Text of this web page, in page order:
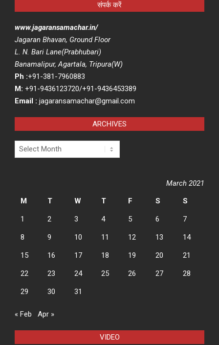
संपर्क करें
www.jagaransamachar.in/
Jagaran Bhavan, Ground Floor
L. N. Bari Lane(Prabhubari)
Banamalipur, Agartala, Tripura(W)
Ph :+91-381-7960883
M: +91-9436123720/+91-9436453389
Email : jagaransamachar@gmail.com
ARCHIVES
Archives
March 2021
M
T W T F S S
1 2 3 4 5 6 7
8 9 10 11 12 13 14
15 16 17 18 19 20 21
22 23 24 25 26 27 28
29 30 31
« Feb Apr »
VIDEO